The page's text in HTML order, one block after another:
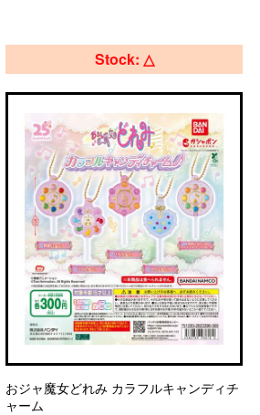
Stock: △
おジャ魔女どれみ カラフルキャンディチ
ャーム